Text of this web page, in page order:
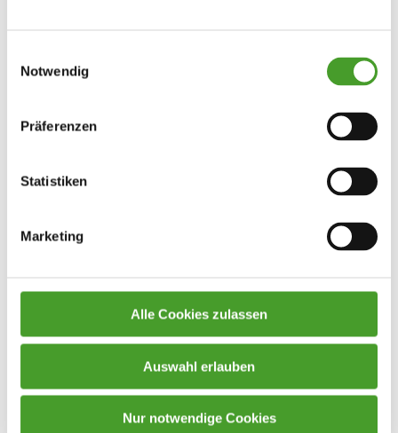
Notwendig
Präferenzen
Statistiken
Marketing
Alle Cookies zulassen
Auswahl erlauben
Nur notwendige Cookies